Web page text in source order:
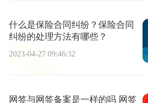
什么是保险合同纠纷？保险合同
纠纷的处理方法有哪些？
2023-04-27 09:46:32
网签与网签备案是一样的吗 网签